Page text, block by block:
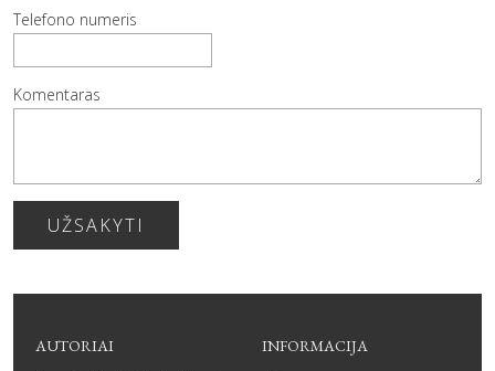
Telefono numeris
Komentaras
UŽSAKYTI
AUTORIAI INFORMACIJA